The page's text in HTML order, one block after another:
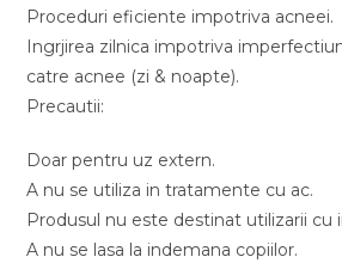
Proceduri eficiente impotriva acneei.
Ingrjirea zilnica impotriva
catre acnee (zi & noapte).
Precautii:
Doar pentru uz extern.
A nu se utiliza in tratamente cu ac.
Produsul nu este destinat utilizarii cu
A nu se lasa la indemana copiilor.